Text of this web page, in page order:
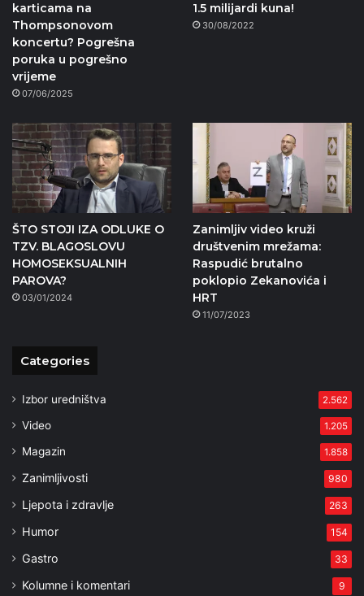
karticama na
Thompsonovom
koncertu? Pogrešna
poruka u pogrešno
vrijeme
07/06/2025
1.5 milijardi kuna!
30/08/2022
ŠTO STOJI IZA ODLUKE O
TZV. BLAGOSLOVU
HOMOSEKSUALNIH
PAROVA?
03/01/2024
Zanimljiv video kruži
društvenim mrežama:
Raspudić brutalno
poklopio Zekanovića i
HRT
11/07/2023
Categories
Izbor uredništva 2.562
Video 1.205
Magazin 1.858
Zanimljivosti 980
Ljepota i zdravlje 263
Humor 154
Gastro 33
Kolumne i komentari 9